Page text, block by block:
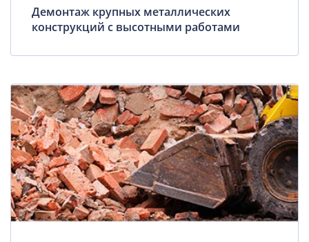
Демонтаж крупных металлических
конструкций с высотными работами